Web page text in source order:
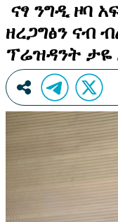
ናፃ ንግዲ ዞባ
ዘረጋግፅን ናብ
ፕሬዝዳንት ታዬ